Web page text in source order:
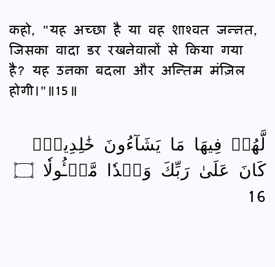
कहो, "यह अच्छा है या वह शाश्‍वत जन्‍नत,
जिसका वादा डर रखनेवालों से किया गया
है? यह उनका बदला और अन्तिम मंज़िल
होगी।"॥15॥
لَّهُمۡ فِيهَا مَا يَشَآءُونَ خَٰلِدِينَۚ
كَانَ عَلَىٰ رَبِّكَ وَعۡدٗا مَّسۡـُٔولٗا ۝
16